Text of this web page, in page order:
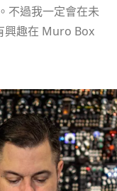
不過我一定會在未
興趣在 Muro Box